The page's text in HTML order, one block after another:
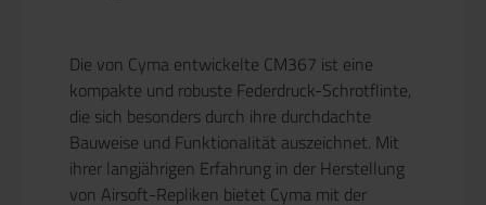
Die von Cyma entwickelte CM367 ist eine
kompakte und robuste Federdruck-Schrotflinte,
die sich besonders durch ihre durchdachte
Bauweise und Funktionalität auszeichnet. Mit
ihrer langjährigen Erfahrung in der Herstellung
von Airsoft-Repliken bietet Cyma mit der